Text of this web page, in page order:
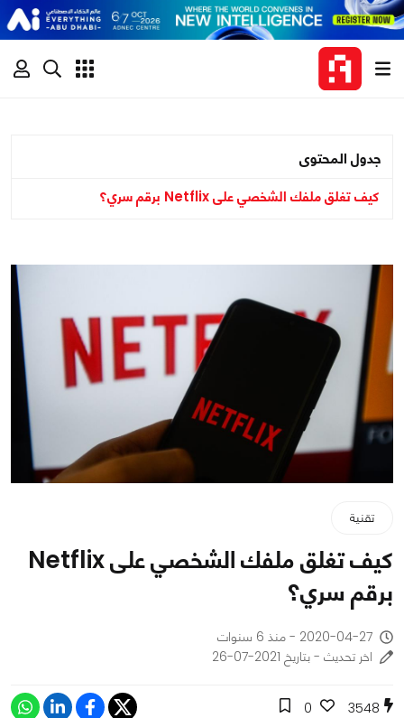
جدول المحتوى
كيف تغلق ملفك الشخصي على Netflix برقم سري؟
تقنية
كيف تغلق ملفك الشخصي على Netflix
برقم سري؟
2020-04-27 - منذ 6 سنوات
اخر تحديث - بتاريخ 2021-07-26
3548
0